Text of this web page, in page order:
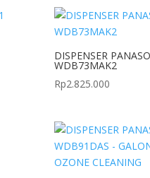
DISPENSER
WDB73MAK2
Rp2.825.000